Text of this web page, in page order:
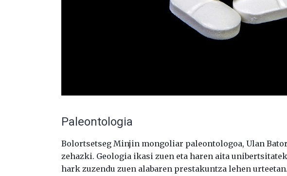
Paleontologia
Bolortsetseg Minjin mongoliar paleontologoa, Ulan
zehazki. Geologia ikasi zuen eta haren aita
hark zuzendu zuen alabaren prestakuntza lehen